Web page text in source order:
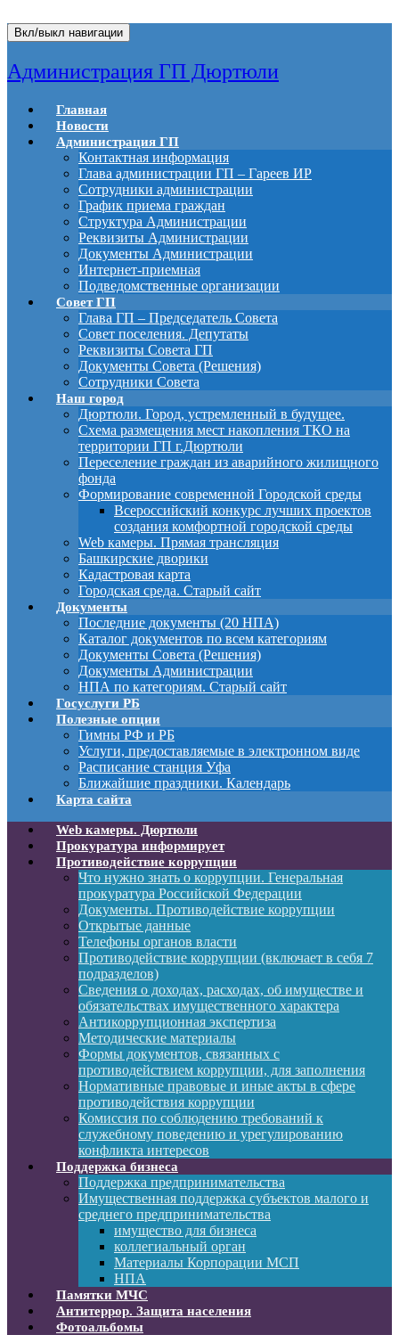
Вкл/выкл навигации
Администрация ГП Дюртюли
Главная
Новости
Администрация ГП
Контактная информация
Глава администрации ГП – Гареев ИР
Сотрудники администрации
График приема граждан
Структура Администрации
Реквизиты Администрации
Документы Администрации
Интернет-приемная
Подведомственные организации
Совет ГП
Глава ГП – Председатель Совета
Совет поселения. Депутаты
Реквизиты Совета ГП
Документы Совета (Решения)
Сотрудники Совета
Наш город
Дюртюли. Город, устремленный в будущее.
Схема размещения мест накопления ТКО на
территории ГП г.Дюртюли
Переселение граждан из аварийного жилищного
фонда
Формирование современной Городской среды
Всероссийский конкурс лучших проектов
создания комфортной городской среды
Web камеры. Прямая трансляция
Башкирские дворики
Кадастровая карта
Городская среда. Старый сайт
Документы
Последние документы (20 НПА)
Каталог документов по всем категориям
Документы Совета (Решения)
Документы Администрации
НПА по категориям. Старый сайт
Госуслуги РБ
Полезные опции
Гимны РФ и РБ
Услуги, предоставляемые в электронном виде
Расписание станция Уфа
Ближайшие праздники. Календарь
Карта сайта
Web камеры. Дюртюли
Прокуратура информирует
Противодействие коррупции
Что нужно знать о коррупции. Генеральная
прокуратура Российской Федерации
Документы. Противодействие коррупции
Открытые данные
Телефоны органов власти
Противодействие коррупции (включает в себя 7
подразделов)
Сведения о доходах, расходах, об имуществе и
обязательствах имущественного характера
Антикоррупционная экспертиза
Методические материалы
Формы документов, связанных с
противодействием коррупции, для заполнения
Нормативные правовые и иные акты в сфере
противодействия коррупции
Комиссия по соблюдению требований к
служебному поведению и урегулированию
конфликта интересов
Поддержка бизнеса
Поддержка предпринимательства
Имущественная поддержка субъектов малого и
среднего предпринимательства
имущество для бизнеса
коллегиальный орган
Материалы Корпорации МСП
НПА
Памятки МЧС
Антитеррор. Защита населения
Фотоальбомы